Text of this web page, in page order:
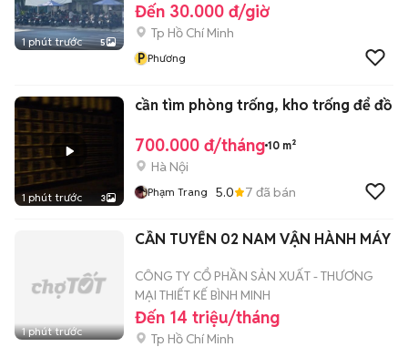
1 phút trước 5
Đến 30.000 đ/giờ
Tp Hồ Chí Minh
P Phương
1 phút trước 3
cần tìm phòng trống, kho trống để đồ
700.000 đ/tháng 10 m²
Hà Nội
Phạm Trang 5.0 7 đã bán
1 phút trước
CẦN TUYỂN 02 NAM VẬN HÀNH MÁY
CÔNG TY CỔ PHẦN SẢN XUẤT - THƯƠNG
MẠI THIẾT KẾ BÌNH MINH
Đến 14 triệu/tháng
Tp Hồ Chí Minh